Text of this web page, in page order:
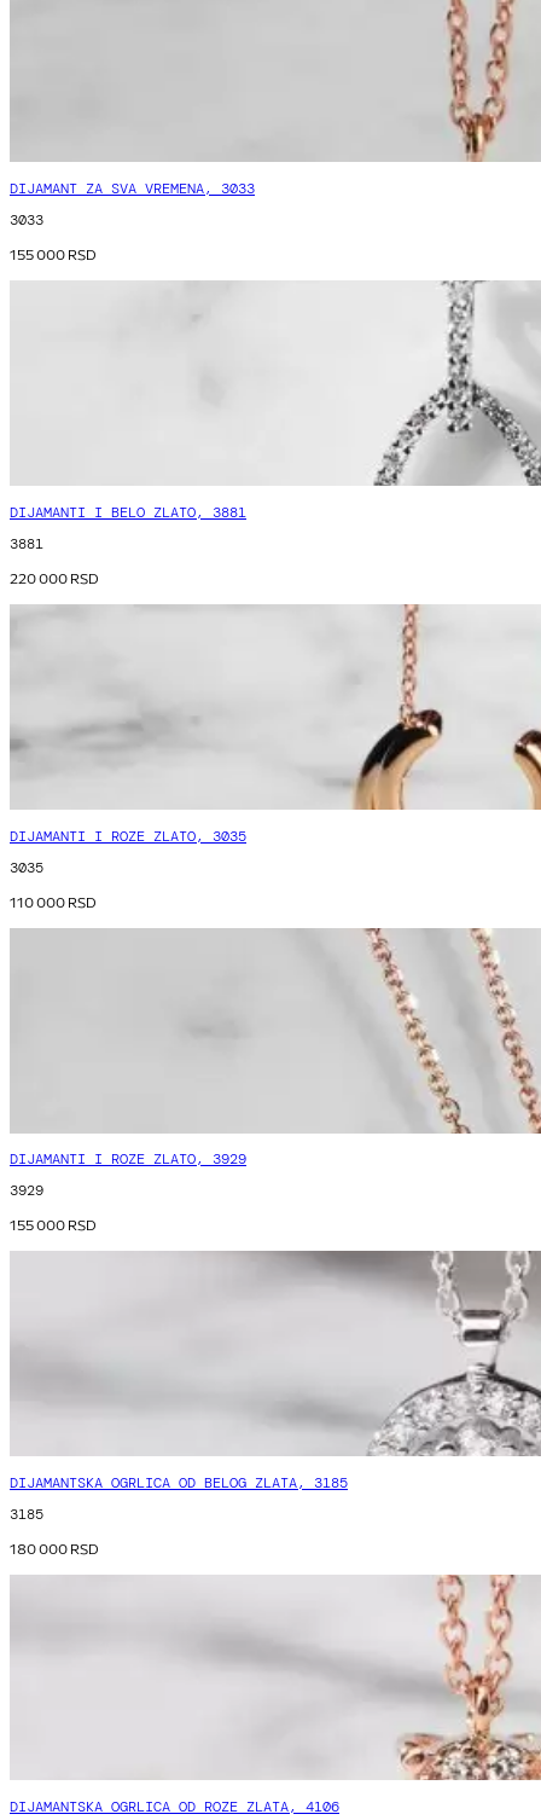
DIJAMANT ZA SVA VREMENA, 3033
3033
155 000RSD
DIJAMANTI I BELO ZLATO, 3881
3881
220 000RSD
DIJAMANTI I ROZE ZLATO, 3035
3035
110 000RSD
DIJAMANTI I ROZE ZLATO, 3929
3929
155 000RSD
DIJAMANTSKA OGRLICA OD BELOG ZLATA, 3185
3185
180 000RSD
DIJAMANTSKA OGRLICA OD ROZE ZLATA, 4106